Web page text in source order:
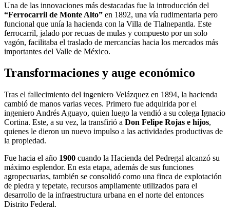
Una de las innovaciones más destacadas fue la introducción del
“Ferrocarril de Monte Alto” en 1892, una vía rudimentaria pero
funcional que unía la hacienda con la Villa de Tlalnepantla. Este
ferrocarril, jalado por recuas de mulas y compuesto por un solo
vagón, facilitaba el traslado de mercancías hacia los mercados más
importantes del Valle de México.
Transformaciones y auge económico
Tras el fallecimiento del ingeniero Velázquez en 1894, la hacienda
cambió de manos varias veces. Primero fue adquirida por el
ingeniero Andrés Aguayo, quien luego la vendió a su colega Ignacio
Cortina. Este, a su vez, la transfirió a Don Felipe Rojas e hijos,
quienes le dieron un nuevo impulso a las actividades productivas de
la propiedad.
Fue hacia el año 1900 cuando la Hacienda del Pedregal alcanzó su
máximo esplendor. En esta etapa, además de sus funciones
agropecuarias, también se consolidó como una finca de explotación
de piedra y tepetate, recursos ampliamente utilizados para el
desarrollo de la infraestructura urbana en el norte del entonces
Distrito Federal.